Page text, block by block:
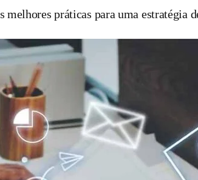
práticas para uma estratégia